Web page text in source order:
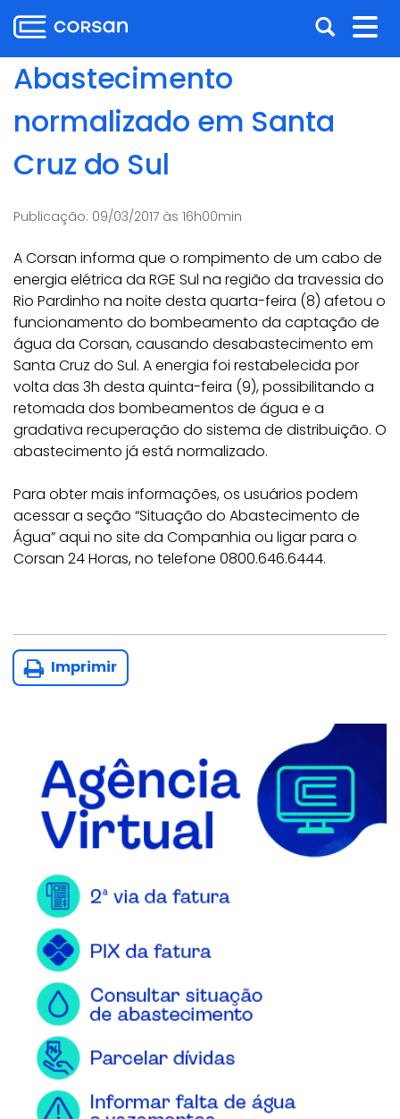
para
o
conteúdo
para
menu
para
o
conteúdo
Abrir
a
Abastecimento
normalizado em Santa
Cruz do Sul
Publicação: 09/03/2017 às 16h00min
A Corsan informa que o rompimento de um cabo de
energia elétrica da RGE Sul na região da travessia do
Rio Pardinho na noite desta quarta-feira (8) afetou o
funcionamento do bombeamento da captação de
água da Corsan, causando desabastecimento em
Santa Cruz do Sul. A energia foi restabelecida por
volta das 3h desta quinta-feira (9), possibilitando a
retomada dos bombeamentos de água e a
gradativa recuperação do sistema de distribuição. O
abastecimento já está normalizado.
Para obter mais informações, os usuários podem
acessar a seção “Situação do Abastecimento de
Água” aqui no site da Companhia ou ligar para o
Corsan 24 Horas, no telefone 0800.646.6444.
Imprimir